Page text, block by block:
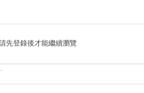
先登錄後才能繼續瀏覽